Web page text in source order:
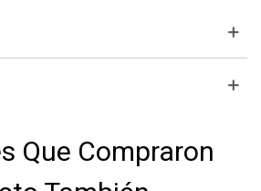
Que Compraron